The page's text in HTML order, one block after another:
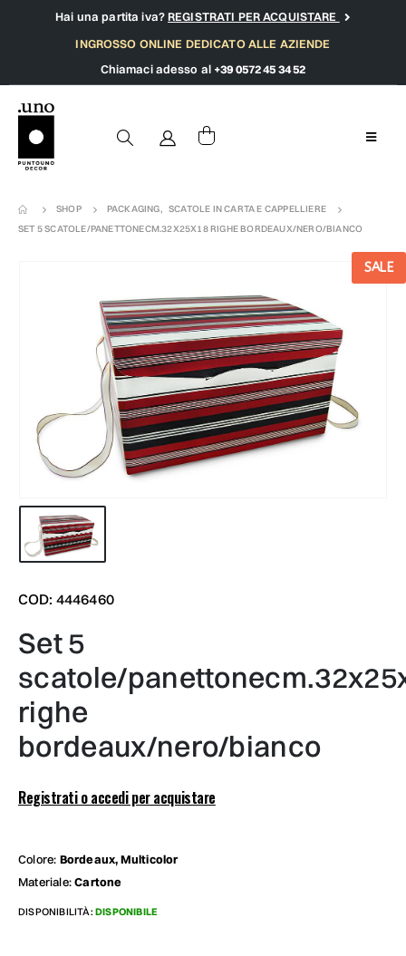
Hai una partita iva?REGISTRATI PER ACQUISTARE
INGROSSO ONLINE DEDICATO ALLE AZIENDE
Chiamaci adesso al +39 0572 45 34 52
SHOP PACKAGING, SCATOLE IN CARTA E CAPPELLIERE
SET 5 SCATOLE/PANETTONECM.32X25X18 RIGHE BORDEAUX/NERO/BIANCO
SALE
COD: 4446460
set 5
scatole/
righe
bordeaux/nero/bianco
Registrati o accedi per acquistare
Colore: Bordeaux, Multicolor
Materiale:Cartone
DISPONIBILITÀ: DISPONIBILE